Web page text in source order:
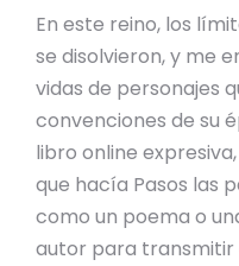
En este reino, los
se disolvieron, y me
vidas de personajes
convenciones de su
libro online​
que hacía Pasos las
como un poema o
autor para transmitir